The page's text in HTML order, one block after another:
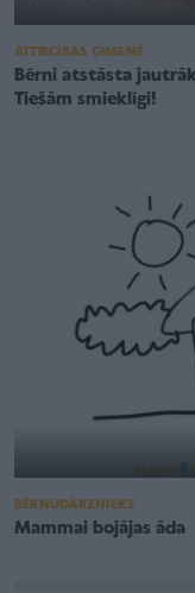
ATTIECĪBAS ĢIMENĒ
Bērni atstāsta
Tiešām smieklīgi!
BĒRNUDĀRZNIEKS
Mammai bojājas āda